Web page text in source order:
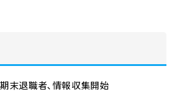
末退職者､情報収集開始